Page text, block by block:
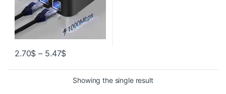
2.70$ – 5.47$
Showing the single result